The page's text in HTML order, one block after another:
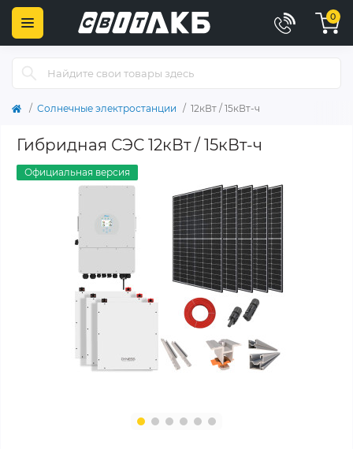
0
Солнечные электростанции 12кВт / 15кВт-ч
Гибридная СЭС 12кВт / 15кВт-ч
Официальная версия